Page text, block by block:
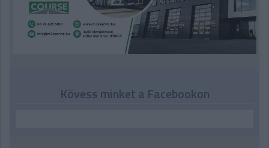
Kövess minket a Facebookon